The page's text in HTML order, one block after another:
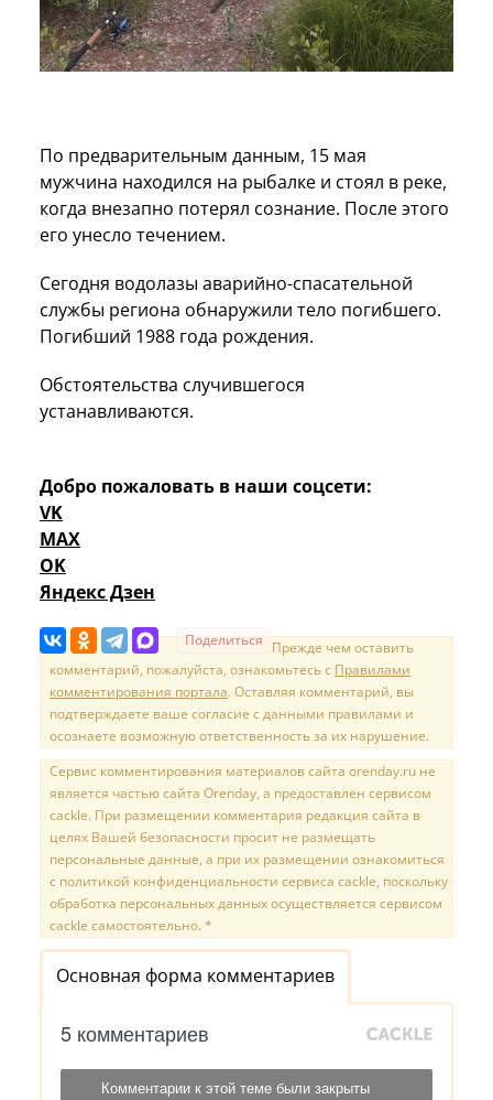
По предварительным данным, 15 мая
мужчина находился на рыбалке и стоял в реке,
когда внезапно потерял сознание. После этого
его унесло течением.
Сегодня водолазы аварийно-спасательной
службы региона обнаружили тело погибшего.
Погибший 1988 года рождения.
Обстоятельства случившегося
устанавливаются.
Добро пожаловать в наши соцсети:
VK
MAX
OK
Яндекс Дзен
Поделиться Прежде чем оставить
комментарий, пожалуйста, ознакомьтесь с Правилами
комментирования портала. Оставляя комментарий, вы
подтверждаете ваше согласие с данными правилами и
осознаете возможную ответственность за их нарушение.
Сервис комментирования материалов сайта orenday.ru не
является частью сайта Orenday, а предоставлен сервисом
cackle. При размещении комментария редакция сайта в
целях Вашей безопасности просит не размещать
персональные данные, а при их размещении ознакомиться
с политикой конфиденциальности сервиса cackle, поскольку
обработка персональных данных осуществляется сервисом
cackle самостоятельно. *
Основная форма комментариев
5 комментариев
Комментарии к этой теме были закрыты